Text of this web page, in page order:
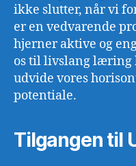
ikke slutter, når vi
er en vedvarende
hjerner aktive og
os til livslang læring
udvide vores
potentiale.
Tilgangen til